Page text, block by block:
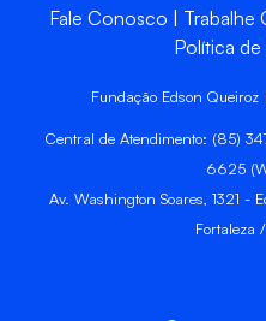
Fale Conosco Trabalhe
Política de
Fundação Edson
Central de Atendimento: (85)
6625
Av. Washington Soares, 1321 -
Fortaleza